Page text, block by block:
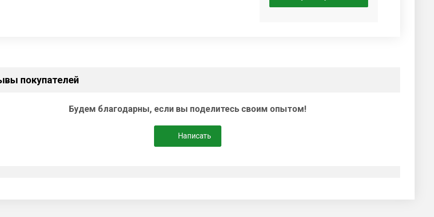
покупателей
Будем благодарны, если вы поделитесь своим опытом!
Написать